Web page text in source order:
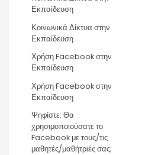
Εκπαίδευση
Κοινωνικά Δίκτυα στην
Εκπαίδευση
Χρήση Facebook στην
Εκπαίδευση
Χρήση Facebook στην
Εκπαίδευση
Ψηφίστε: Θα
χρησιμοποιούσατε το
Facebook με τους/τις
μαθητές/μαθήτριές σας;